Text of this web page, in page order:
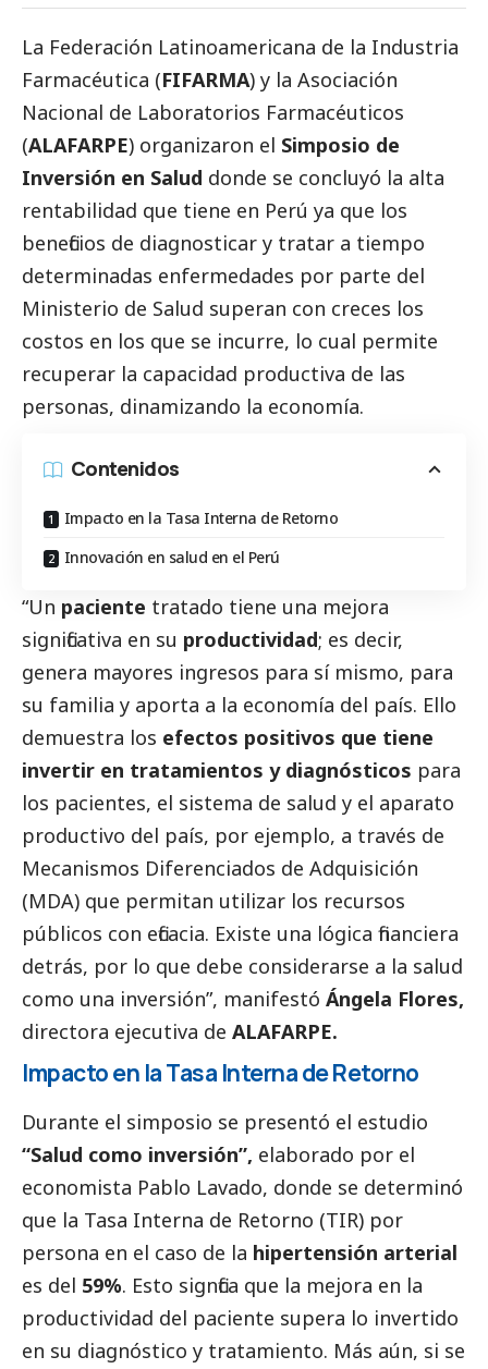
La Federación Latinoamericana de la Industria
Farmacéutica (FIFARMA) y la Asociación
Nacional de Laboratorios Farmacéuticos
(ALAFARPE) organizaron el Simposio de
Inversión en Salud donde se concluyó la alta
rentabilidad que tiene en Perú ya que los
beneficios de diagnosticar y tratar a tiempo
determinadas enfermedades por parte del
Ministerio de Salud superan con creces los
costos en los que se incurre, lo cual permite
recuperar la capacidad productiva de las
personas, dinamizando la economía.
Contenidos
Impacto en la Tasa Interna de Retorno
Innovación en salud en el Perú
“Un paciente tratado tiene una mejora
significativa en su productividad; es decir,
genera mayores ingresos para sí mismo, para
su familia y aporta a la economía del país. Ello
demuestra los efectos positivos que tiene
invertir en tratamientos y diagnósticos para
los pacientes, el sistema de salud y el aparato
productivo del país, por ejemplo, a través de
Mecanismos Diferenciados de Adquisición
(MDA) que permitan utilizar los recursos
públicos con eficacia. Existe una lógica financiera
detrás, por lo que debe considerarse a la salud
como una inversión”, manifestó Ángela Flores,
directora ejecutiva de ALAFARPE.
Impacto en la Tasa Interna de Retorno
Durante el simposio se presentó el estudio
“Salud como inversión”, elaborado por el
economista Pablo Lavado, donde se determinó
que la Tasa Interna de Retorno (TIR) por
persona en el caso de la hipertensión arterial
es del 59%. Esto signfica que la mejora en la
productividad del paciente supera lo invertido
en su diagnóstico y tratamiento. Más aún, si se